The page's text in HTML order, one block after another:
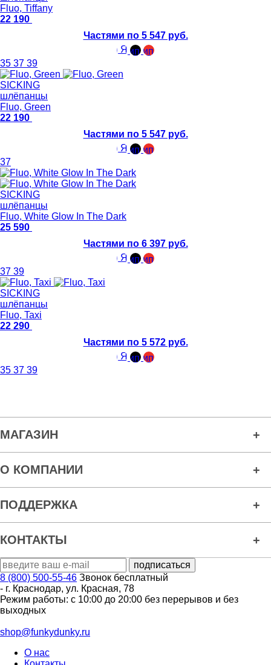
Fluo, Tiffany
22 190
Частями по 5 547 руб.
35 37 39
SICKING
шлёпанцы
Fluo, Green
22 190
Частями по 5 547 руб.
37
SICKING
шлёпанцы
Fluo, White Glow In The Dark
25 590
Частями по 6 397 руб.
37 39
SICKING
шлёпанцы
Fluo, Taxi
22 290
Частями по 5 572 руб.
35 37 39
МАГАЗИН
О КОМПАНИИ
ПОДДЕРЖКА
КОНТАКТЫ
8 (800) 500-55-46 Звонок бесплатный
- г. Краснодар, ул. Красная, 78
Режим работы: с 10:00 до 20:00 без перерывов и без
выходных
shop@funkydunky.ru
О нас